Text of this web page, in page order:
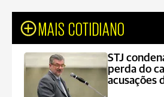
MAIS COTIDIANO
STJ
perda do
acusações